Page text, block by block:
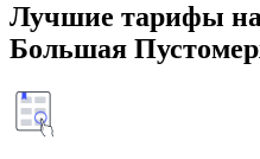
Лучшие тарифы
Большая